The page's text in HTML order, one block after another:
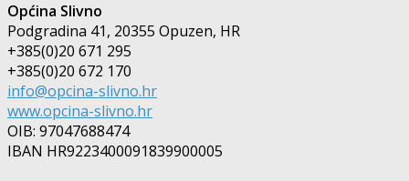
Općina Slivno
Podgradina 41, 20355 Opuzen, HR
+385(0)20 671 295
+385(0)20 672 170
info@opcina-slivno.hr
www.opcina-slivno.hr
OIB: 97047688474
IBAN HR9223400091839900005